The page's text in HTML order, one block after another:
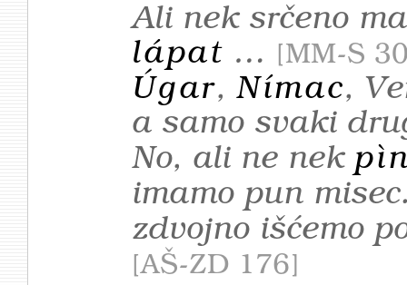
Ali nek srčeno
lápat … MM-S
Úgar,Nímac,
a samo svaki
No, ali ne nek
imamo pun
zdvojno išćemo
AŠ-ZD 176